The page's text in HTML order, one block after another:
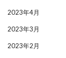
2023年4月
2023年3月
2023年2月